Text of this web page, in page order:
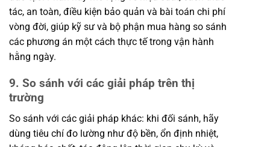
tác, an toàn, điều kiện bảo quản và bài toán chi phí
vòng đời, giúp kỹ sư và bộ phận mua hàng so sánh
các phương án một cách thực tế trong vận hành
hằng ngày.
9. So sánh với các giải pháp trên thị
trường
So sánh với các giải pháp khác: khi đối sánh, hãy
dùng tiêu chí đo lường như độ bền, ổn định nhiệt,